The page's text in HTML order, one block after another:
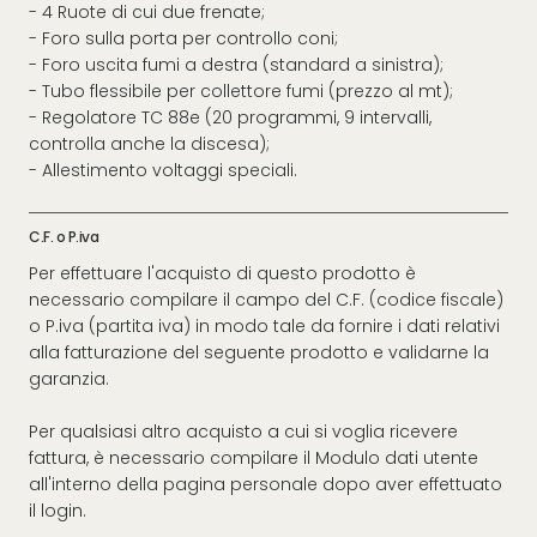
- 4 Ruote di cui due frenate;
- Foro sulla porta per controllo coni;
- Foro uscita fumi a destra (standard a sinistra);
- Tubo flessibile per collettore fumi (prezzo al mt);
- Regolatore TC 88e (20 programmi, 9 intervalli,
controlla anche la discesa);
- Allestimento voltaggi speciali.
C.F. o P.iva
Per effettuare l'acquisto di questo prodotto è
necessario compilare il campo del C.F. (codice fiscale)
o P.iva (partita iva) in modo tale da fornire i dati relativi
alla fatturazione del seguente prodotto e validarne la
garanzia.
Per qualsiasi altro acquisto a cui si voglia ricevere
fattura, è necessario compilare il Modulo dati utente
all'interno della pagina personale dopo aver effettuato
il login.